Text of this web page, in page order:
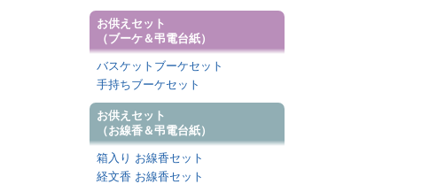
お供えセット
（ブーケ＆弔電台紙）
バスケットブーケセット
手持ちブーケセット
お供えセット
（お線香＆弔電台紙）
箱入り お線香セット
経文香 お線香セット